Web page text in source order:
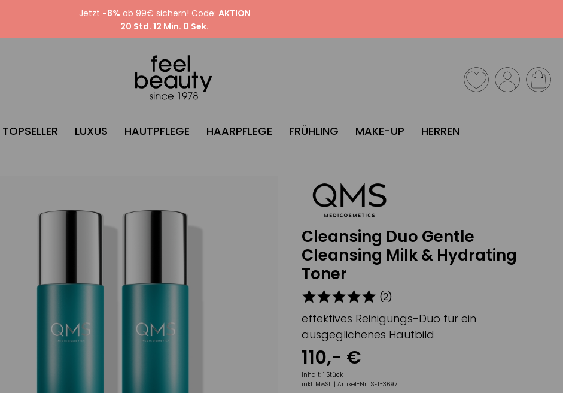
Jetzt -8% ab 99€ sichern! Code: AKTION
20 Std. 11 Min. 59 Sek.
TOPSELLER LUXUS HAUTPFLEGE HAARPFLEGE FRÜHLING MAKE-UP HERREN
Cleansing Duo Gentle
Cleansing Milk & Hydrating
Toner
(2)
effektives Reinigungs-Duo für ein
ausgeglichenes Hautbild
110,- €
Inhalt:1 Stück
inkl. MwSt. |Artikel-Nr.:SET-3697